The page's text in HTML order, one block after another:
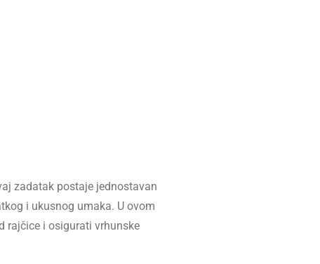
zadatak postaje jednostavan
i ukusnog umaka. U ovom
rajčice i osigurati vrhunske